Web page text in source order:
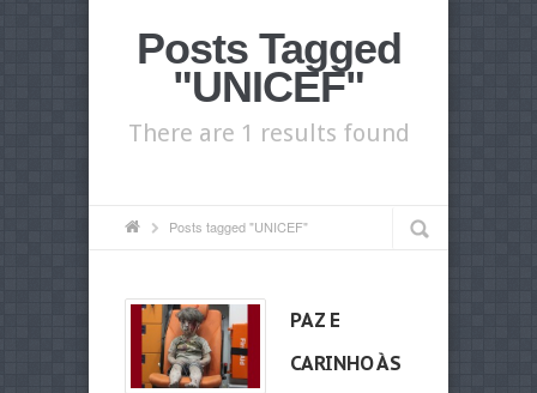
Posts Tagged
"UNICEF"
There are 1 results found
Posts tagged "UNICEF"
PAZ E
CARINHO ÀS